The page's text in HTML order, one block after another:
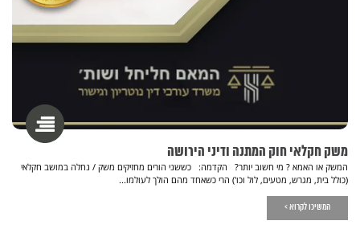
משק חקלאי חוק המתנה ודיני הירושה
המשק או האמא ? מי חשוב יותר? הקדמה: כששני הורים מחזיקים משק / נחלה במושב חקלאי
(כולל בית, מגרש, מטעים, לול וכו') הרי כשאחד מהם הולך לעולמו...
המשיכו לקרוא >